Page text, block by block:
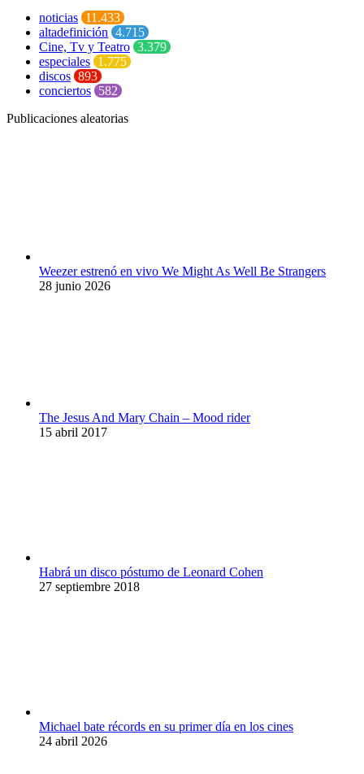
noticias 11.433
altadefinición 4.715
Cine, Tv y Teatro 3.379
especiales 1.775
discos 893
conciertos 582
Publicaciones aleatorias
Weezer estrenó en vivo We Might As Well Be Strangers
28 junio 2026
The Jesus And Mary Chain – Mood rider
15 abril 2017
Habrá un disco póstumo de Leonard Cohen
27 septiembre 2018
Michael bate récords en su primer día en los cines
24 abril 2026